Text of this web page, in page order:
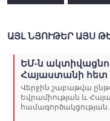
ԱՅԼ ՆՅՈՒԹԵՐ ԱՅՍ
ԵՄ-ն
Հայաստանի հետ
Վերջին շաբաթվա
Եվրամիության և
համագործակցության...